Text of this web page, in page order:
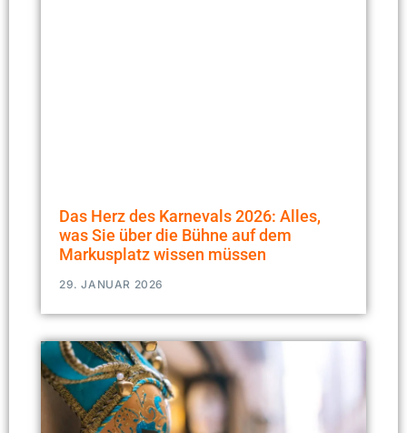
Das Herz des Karnevals 2026: Alles,
was Sie über die Bühne auf dem
Markusplatz wissen müssen
29. JANUAR 2026